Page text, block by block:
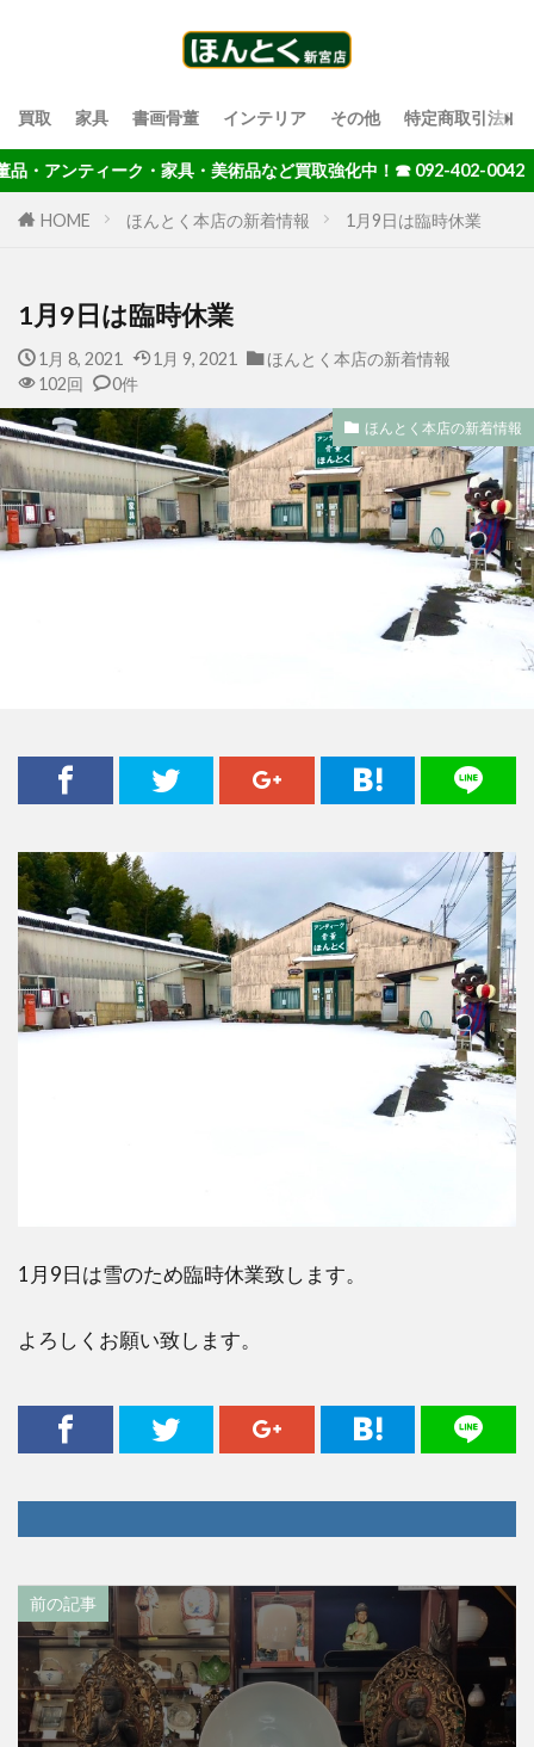
買取 家具 書画骨董 インテリア その他 特定商取引法に
アンティーク・家具・美術品など買取強化中！☎ 092-402-0042
HOME ほんとく本店の新着情報 1月9日は臨時休業
1月9日は臨時休業
1月 8, 2021 1月 9, 2021
ほんとく本店の新着情報
102回
0件
ほんとく本店の新着情報
1月9日は雪のため臨時休業致します。
よろしくお願い致します。
前の記事